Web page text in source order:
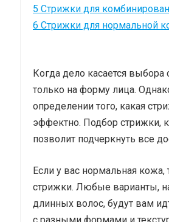
5 Стрижки для
6 Стрижки для нормальной
Когда дело касается
только на форму лица.
определении того, какая
эффектно. Подбор стрижки,
позволит подчеркнуть все
Если у вас нормальная
стрижки. Любые варианты,
длинных волос, будут вам